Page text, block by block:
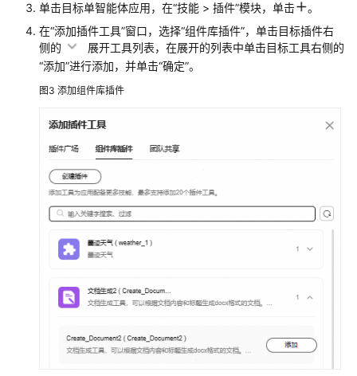
为
应
用
库
为
应
用
添
加
忆
升
单击目标单智能体应用，在“技能 > 插件”模块，单击
。
在“添加插件工具”窗口，选择“组件库插件”，单击目标插件右
侧的
展开工具列表，在展开的列表中单击目标工具右侧的
“添加”进行添加，并单击“确定”。
图3 添加组件库插件